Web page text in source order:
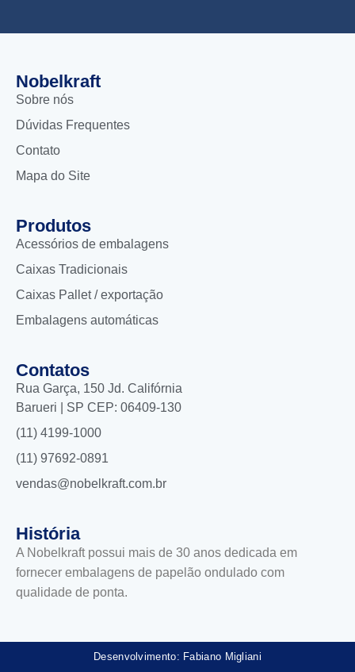
Nobelkraft
Sobre nós
Dúvidas Frequentes
Contato
Mapa do Site
Produtos
Acessórios de embalagens
Caixas Tradicionais
Caixas Pallet / exportação
Embalagens automáticas
Contatos
Rua Garça, 150 Jd. Califórnia
Barueri | SP CEP: 06409-130
(11) 4199-1000
(11) 97692-0891
vendas@nobelkraft.com.br
História
A Nobelkraft possui mais de 30 anos dedicada em
fornecer embalagens de papelão ondulado com
qualidade de ponta.
Desenvolvimento: Fabiano Migliani